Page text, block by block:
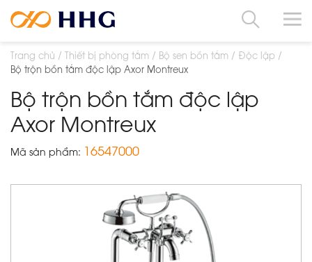
Trang chủ Thiết bị phòng tắm Bộ sen bồn tắm
Độc lập
Bộ trộn bồn tắm độc lập Axor Montreux
Bộ trộn bồn tắm độc lập
Axor Montreux
Mã sản phẩm: 16547000